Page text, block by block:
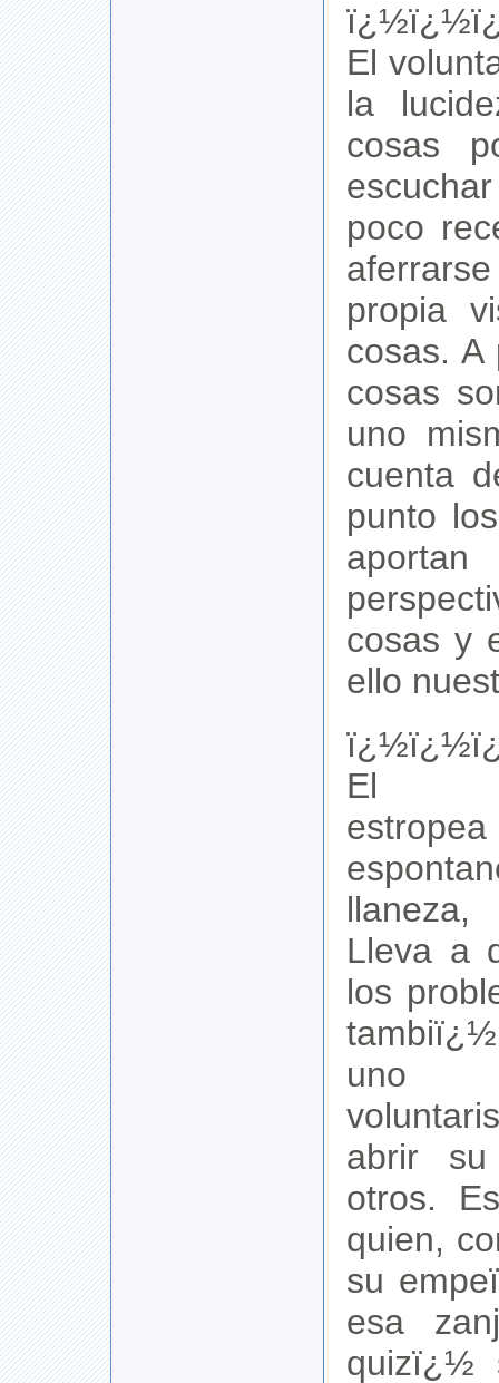
El
la
cosas
poco
propia
cosas. A
cosas
uno
cuenta
punto
cosas y
ello
El
Lleva a
los
uno
abrir
otros.
quien,
su
esa
quizï¿½